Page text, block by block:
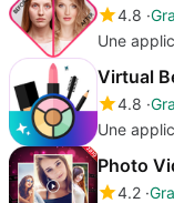
4.8
Une
Virtual
4.8
Une
Photo
4.2